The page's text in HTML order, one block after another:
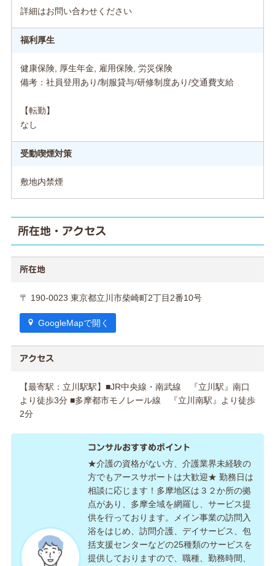
詳細はお問い合わせください
福利厚生
健康保険, 厚生年金, 雇用保険, 労災保険
備考：社員登用あり/制服貸与/研修制度あり/交通費支給
【転勤】
なし
受動喫煙対策
敷地内禁煙
所在地・アクセス
所在地
〒 190-0023 東京都立川市柴崎町2丁目2番10号
GoogleMapで開く
アクセス
【最寄駅：立川駅駅】■JR中央線・南武線 『立川駅』南口
より徒歩3分 ■多摩都市モノレール線 『立川南駅』より徒歩
2分
コンサルおすすめポイント
★介護の資格がない方、介護業界未経験の
方でもアースサポートは大歓迎★ 勤務日は
相談に応じます！多摩地区は３２か所の拠
点があり、多摩全域を網羅し、サービス提
供を行っております。メイン事業の訪問入
浴をはじめ、訪問介護、デイサービス、包
括支援センターなどの25種類のサービスを
提供しておりますので、職種、勤務時間、